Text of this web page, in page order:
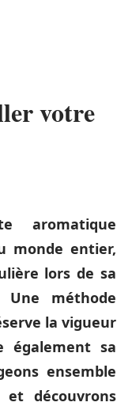
votre
aromatique
monde entier,
lors de sa
méthode
la vigueur
également sa
ensemble
découvrons